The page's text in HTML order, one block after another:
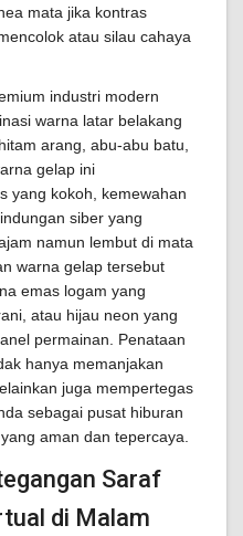
mata jika kontras
atau silau cahaya
industri modern
warna latar belakang
arang, abu-abu batu,
gelap ini
yang kokoh, kemewahan
siber yang
namun lembut di mata
warna gelap tersebut
emas logam yang
atau hijau neon yang
permainan. Penataan
hanya memanjakan
juga mempertegas
sebagai pusat hiburan
aman dan tepercaya.
Saraf
di Malam